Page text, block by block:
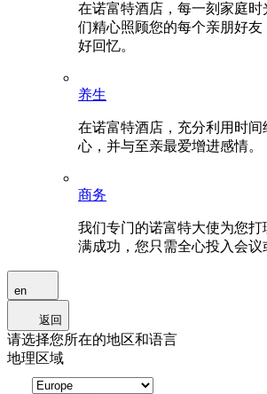
在诺富特酒店，每一刻家庭
们精心照顾您的每个亲朋好
好回忆。
养生
在诺富特酒店，充分利用时
心，并与至亲最爱增进感情。
商务
我们专门的诺富特大使为您打
满成功，您只需全心投入会议
en
返回
请选择您所在的地区和语言
地理区域